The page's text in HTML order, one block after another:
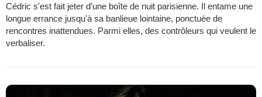
Cédric s'est fait jeter d'une boîte de nuit parisienne. Il entame une
longue errance jusqu'à sa banlieue lointaine, ponctuée de
rencontres inattendues. Parmi elles, des contrôleurs qui veulent le
verbaliser.